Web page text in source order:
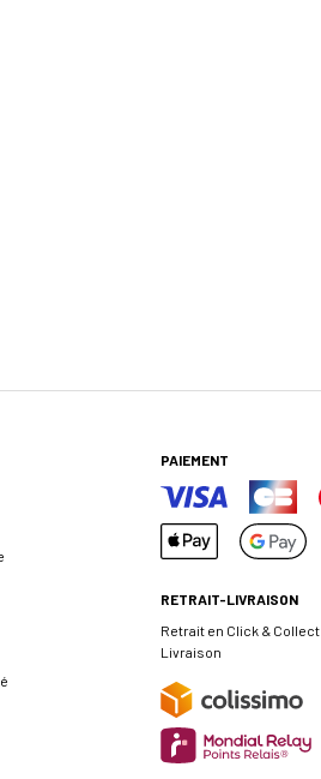
PAIEMENT
RETRAIT-LIVRAISON
Retrait en Click & Collect
Livraison